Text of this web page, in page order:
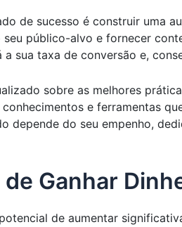
de sucesso é construir uma
público-alvo e fornecer
sua taxa de conversão e,
sobre as melhores
e ferramentas
depende do seu empenho,
Ganhar
de aumentar